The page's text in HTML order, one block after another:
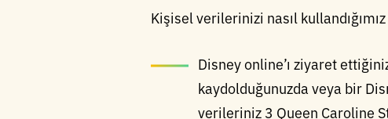
Kişisel verilerinizi nasıl kullandığımız
Disney online’ı ziyaret
kaydolduğunuzda veya bir
verileriniz 3 Queen Caroline